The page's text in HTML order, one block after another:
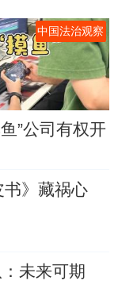
中国法治观察
鱼”公司有权开
书》藏祸心
未来可期